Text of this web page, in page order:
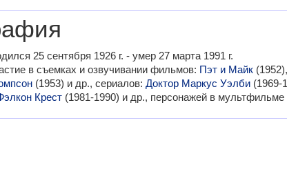
25 сентября 1926 г. - умер 27 марта 1991 г.
в съемках и озвучивании фильмов: Пэт и Майк(1952),
(1953) и др., сериалов: Доктор Маркус Уэлби(1969-
Крест(1981-1990) и др., персонажей в мультфильме